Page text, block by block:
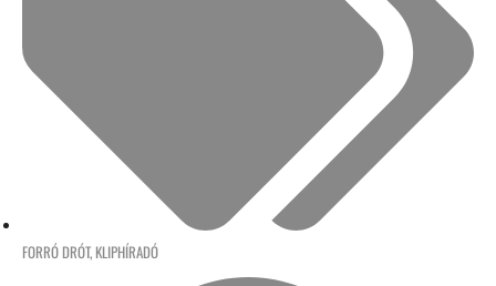
FORRÓ DRÓT, KLIPHÍRADÓ